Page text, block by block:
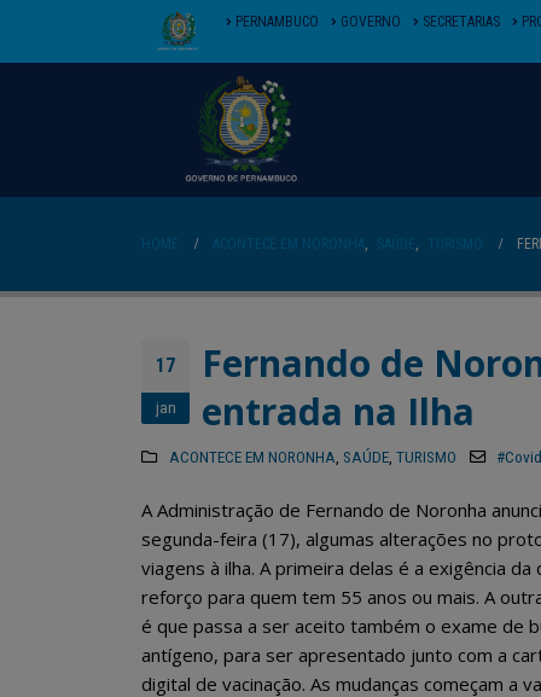
PERNAMBUCO GOVERNO SECRETARIAS
HOME ACONTECE EM NORONHA, SAÚDE, TURISMO
17
jan
Fernando de
entrada na Ilha
ACONTECE EM NORONHA SAÚDE, TURISMO #Covid
A Administração de Fernando de Noronha
segunda-feira (17), algumas alterações no
viagens à ilha. A primeira delas é a exigência da
reforço para quem tem 55 anos ou mais. A
é que passa a ser aceito também o exame de
antígeno, para ser apresentado junto com a
digital de vacinação. As mudanças começam a